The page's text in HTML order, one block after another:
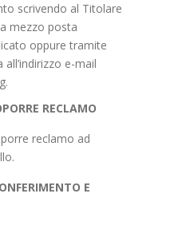
scrivendo al Titolare
mezzo posta
oppure tramite
e-mail
RECLAMO
reclamo ad
E